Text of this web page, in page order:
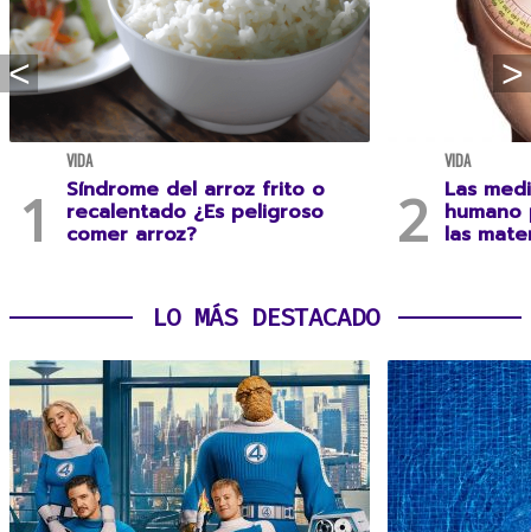
VIDA
Síndrome del arroz frito o
recalentado ¿Es peligroso
comer arroz?
VIDA
Las
las
LO MÁS DESTACADO